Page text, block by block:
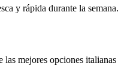
y rápida durante la semana.
mejores opciones